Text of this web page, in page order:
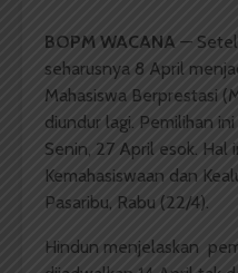
BOPM WACANA —
seharusnya 8 April
Mahasiswa Berprestasi
diundur lagi. Pemilihan
Senin, 27 April esok. Hal
Kemahasiswaan dan
Pasaribu, Rabu (22/4).
Hindun menjelaskan